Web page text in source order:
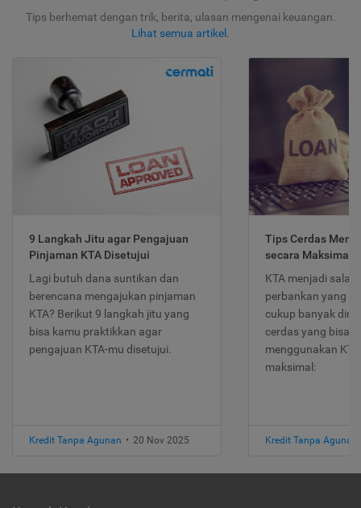
Tips berhemat dengan trik, berita, ulasan mengenai keuangan.
Lihat semua artikel .
9 Langkah Jitu agar Pengajuan
Pinjaman KTA Disetujui
Lagi butuh dana suntikan dan
berencana mengajukan pinjaman
KTA? Berikut 9 langkah jitu yang
bisa kamu praktikkan agar
pengajuan KTA-mu disetujui.
Kredit Tanpa Agunan • 20 Nov 2025
Tips Cerdas
secara Maksimal
KTA menjadi
perbankan yang
cukup banyak
cerdas yang bisa
menggunakan
maksimal:
Kredit Tanpa Agunan